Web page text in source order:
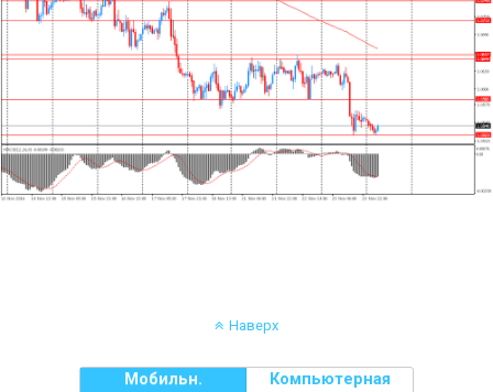
Наверх
Мобильн. Компьютерная